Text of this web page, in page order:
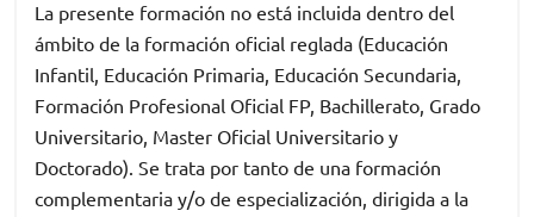
La presente formación no está incluida dentro del
ámbito de la formación oficial reglada (Educación
Infantil, Educación Primaria, Educación Secundaria,
Formación Profesional Oficial FP, Bachillerato, Grado
Universitario, Master Oficial Universitario y
Doctorado). Se trata por tanto de una formación
complementaria y/o de especialización, dirigida a la